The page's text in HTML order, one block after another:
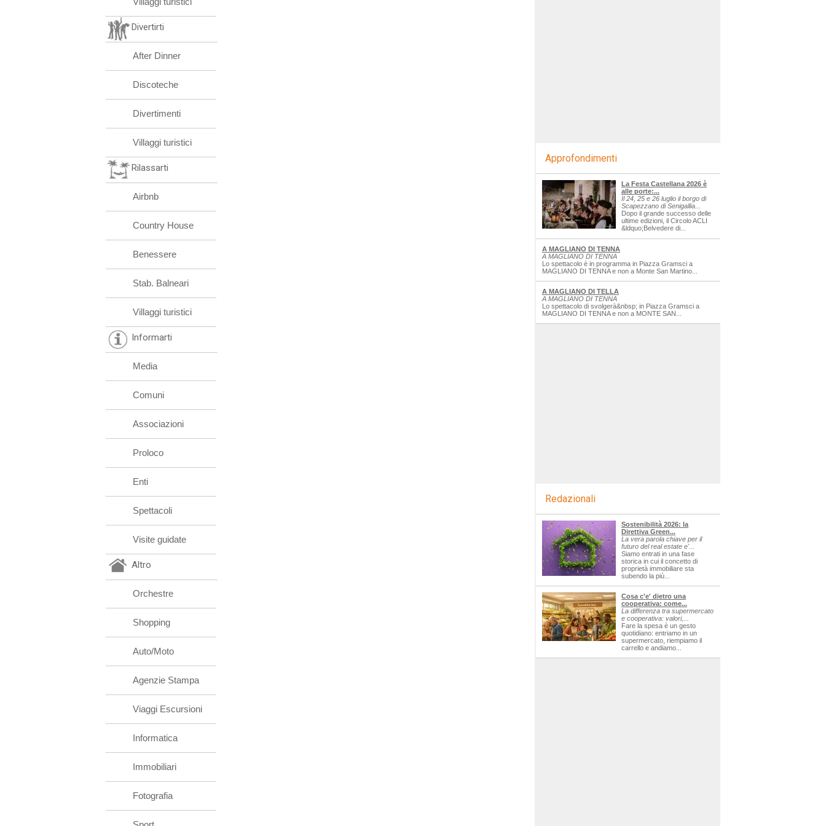
Divertirti
After Dinner
Discoteche
Divertimenti
Villaggi turistici
Rilassarti
Airbnb
Country House
Benessere
Stab. Balneari
Villaggi turistici
Informarti
Media
Comuni
Associazioni
Proloco
Enti
Spettacoli
Visite guidate
Altro
Orchestre
Shopping
Auto/Moto
Agenzie Stampa
Viaggi Escursioni
Informatica
Immobiliari
Fotografia
Approfondimenti
La Festa Castellana 2026 è
alle porte:...
Il 24, 25 e 26 luglio il borgo di
Scapezzano di Senigallia...
Dopo il grande successo delle
ultime edizioni, il Circolo ACLI
&ldquo;Belvedere di...
A MAGLIANO DI TENNA
A MAGLIANO DI TENNA
Lo spettacolo è in programma in Piazza Gramsci a
MAGLIANO DI TENNA e non a Monte San Martino...
A MAGLIANO DI TELLA
A MAGLIANO DI TENNA
Lo spettacolo di svolgerà&nbsp; in Piazza Gramsci a
MAGLIANO DI TENNA e non a MONTE SAN...
Redazionali
Sostenibilità 2026: la
Direttiva Green...
La vera parola chiave per il
futuro del real estate e'...
Siamo entrati in una fase
storica in cui il concetto di
proprietà immobiliare sta
subendo la più...
Cosa c'e' dietro una
cooperativa: come...
La differenza tra supermercato
e cooperativa: valori,...
Fare la spesa è un gesto
quotidiano: entriamo in un
supermercato, riempiamo il
carrello e andiamo...